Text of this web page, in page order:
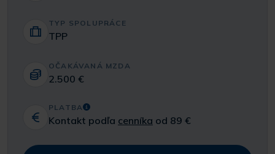
TYP SPOLUPRÁCE
TPP
OČAKÁVANÁ MZDA
2.500 €
PLATBA
Kontakt podľa cenníka od 89 €